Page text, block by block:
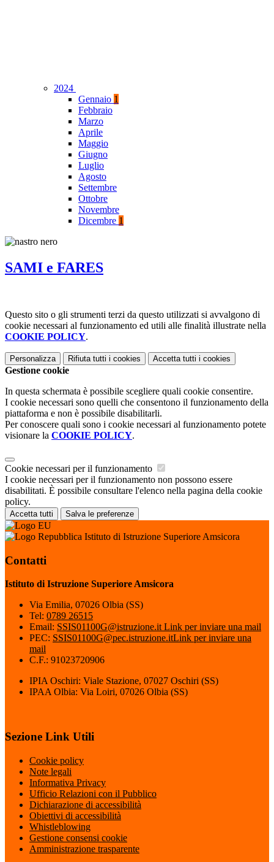
2024
Gennaio 1
Febbraio
Marzo
Aprile
Maggio
Giugno
Luglio
Agosto
Settembre
Ottobre
Novembre
Dicembre 1
SAMI e FARES
Questo sito o gli strumenti terzi da questo utilizzati si avvalgono di
cookie necessari al funzionamento ed utili alle finalità illustrate nella
COOKIE POLICY.
Personalizza Rifiuta tutti i cookies Accetta tutti i cookies
Gestione cookie
In questa schermata è possibile scegliere quali cookie consentire.
I cookie necessari sono quelli che consentono il funzionamento della
piattaforma e non è possibile disabilitarli.
Per conoscere quali sono i cookie necessari al funzionamento potete
visionare la COOKIE POLICY.
Cookie necessari per il funzionamento
I cookie necessari per il funzionamento non possono essere
disabilitati. È possibile consultare l'elenco nella pagina della cookie
policy.
Accetta tutti Salva le preferenze
Istituto di Istruzione Superiore Amsicora
Contatti
Istituto di Istruzione Superiore Amsicora
Via Emilia, 07026 Olbia (SS)
Tel: 0789 26515
Email: SSIS01100G@istruzione.it Link per inviare una mail
PEC: SSIS01100G@pec.istruzione.itLink per inviare una
mail
C.F.: 91023720906
IPIA Oschiri: Viale Stazione, 07027 Oschiri (SS)
IPAA Olbia: Via Loiri, 07026 Olbia (SS)
Sezione Link Utili
Cookie policy
Note legali
Informativa Privacy
Ufficio Relazioni con il Pubblico
Dichiarazione di accessibilità
Obiettivi di accessibilità
Whistleblowing
Gestione consensi cookie
Amministrazione trasparente